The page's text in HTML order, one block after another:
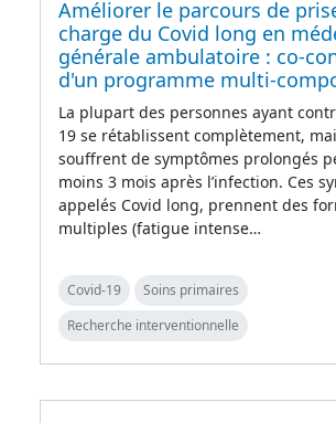
Améliorer le parcours de
charge du Covid long en
générale ambulatoire : co-
d'un programme multi-
La plupart des personnes ayant
19 se rétablissent complètement,
souffrent de symptômes prolongés
moins 3 mois après l’infection. Ces
appelés Covid long, prennent des
multiples (fatigue intense…
Covid-19
Soins primaires
Recherche interventionnelle